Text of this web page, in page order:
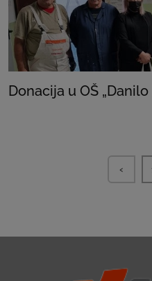
Donacija u OŠ
‹